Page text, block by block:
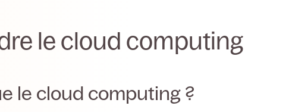
le cloud computing
le cloud computing ?